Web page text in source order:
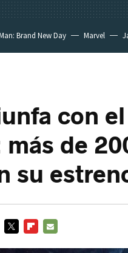
Brand New Day Marvel
con
de
su